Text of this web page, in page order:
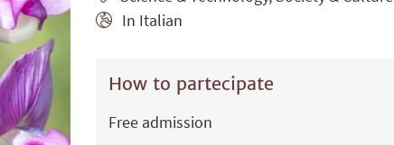
In Italian
How to partecipate
Free admission